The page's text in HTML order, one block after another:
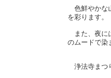
色鮮やかな
を彩ります。
また、夜に
のムードで染
浄法寺まつ